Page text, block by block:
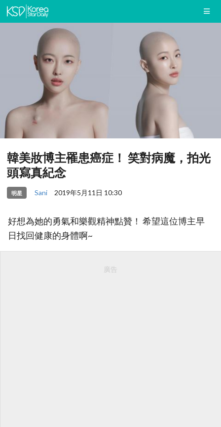
韓美妝博主罹患癌症！ 笑對病魔，拍光
頭寫真紀念
明星 Sani 2019年5月11日 10:30
好想為她的勇氣和樂觀精神點贊！ 希望這位博主早
日找回健康的身體啊~
廣告